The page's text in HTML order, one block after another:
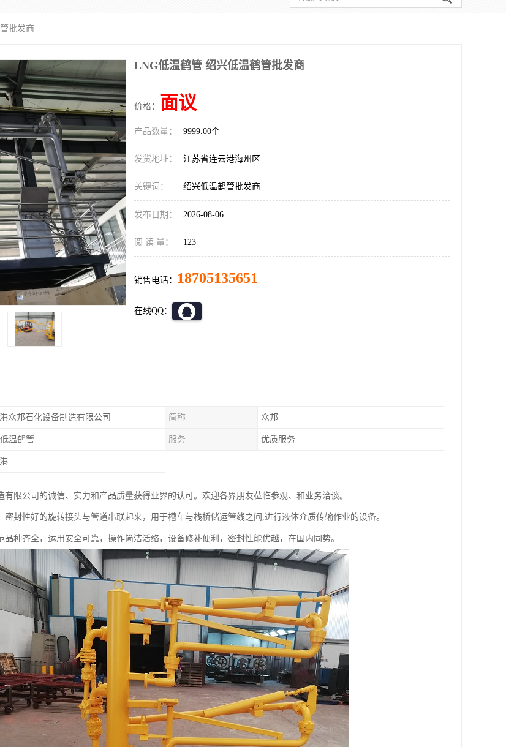
批发商
LNG低温鹤管 绍兴低温鹤管批发商
价格： 面议
产品数量： 9999.00个
发货地址： 江苏省连云港海州区
关键词： 绍兴低温鹤管批发商
发布日期： 2026-08-06
阅 读 量： 123
销售电话： 18705135651
在线QQ：
众邦石化设备制造有限公司 简称 众邦
温鹤管 服务 优质服务
有限公司的诚信、实力和产品质量获得业界的认可。欢迎各界朋友莅临参观、和业务洽谈。
密封性好的旋转接头与管道串联起来，用于槽车与栈桥储运管线之间,进行液体介质传输作业的设备。
品种齐全，运用安全可靠，操作简洁活络，设备修补便利，密封性能优越，在国内同势。